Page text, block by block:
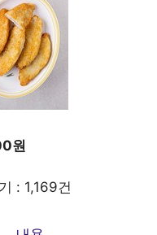
원
: 1,169건